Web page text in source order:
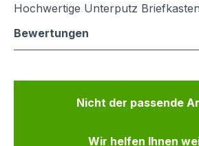
Hochwertige Unterputz
Bewertungen
Nicht der passende
Wir helfen Ihnen